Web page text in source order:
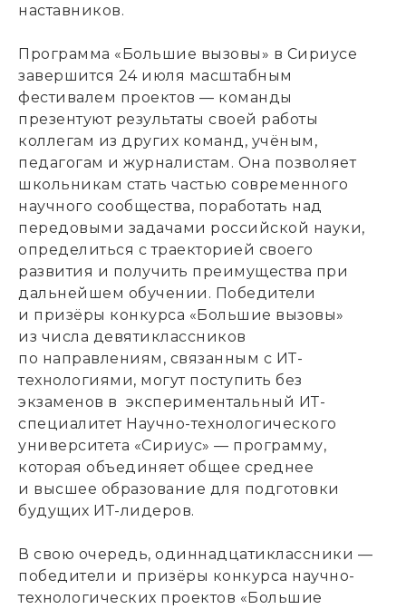
наставников.
Программа «Большие вызовы» в Сириусе
завершится 24 июля масштабным
фестивалем проектов — команды
презентуют результаты своей работы
коллегам из других команд, учёным ,
педагогам и журналистам. Она позволяет
школьникам стать частью современного
научного сообщества, поработать над
передовыми задачами российской науки,
определиться с траекторией своего
развития и получить преимущества при
дальнейшем обучении. Победители
и призёры конкурса «Большие вызовы»
из числа девятиклассников
по направлениям , связанным с ИТ-
технологиями, могут поступить без
экзаменов в экспериментальный ИТ-
специалитет Научно-технологического
университета «Сириус» — программу,
которая объединяет общее среднее
и высшее образование для подготовки
будущих ИТ-лидеров.
В свою очередь, одиннадцатиклассники —
победители и призёры конкурса научно-
технологических проектов «Большие